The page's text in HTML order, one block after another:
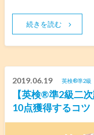
続きを読む
2019.06.19 英検®︎準2級
【英検®️準2級二
10点獲得するコツ